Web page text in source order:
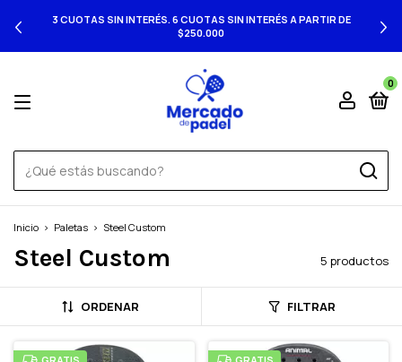
3 CUOTAS SIN INTERÉS. 6 CUOTAS SIN INTERÉS A PARTIR DE
$250.000
0
Inicio > Paletas > Steel Custom
Steel Custom 5 productos
ORDENAR FILTRAR